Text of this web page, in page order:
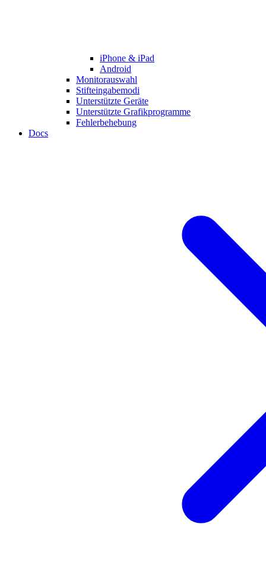
iPhone & iPad
Android
Monitorauswahl
Stifteingabemodi
Unterstützte Geräte
Unterstützte Grafikprogramme
Fehlerbehebung
Docs